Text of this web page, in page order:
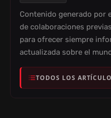
Contenido generado por
de colaboraciones
para ofrecer siempre
actualizada sobre el
TODOS LOS